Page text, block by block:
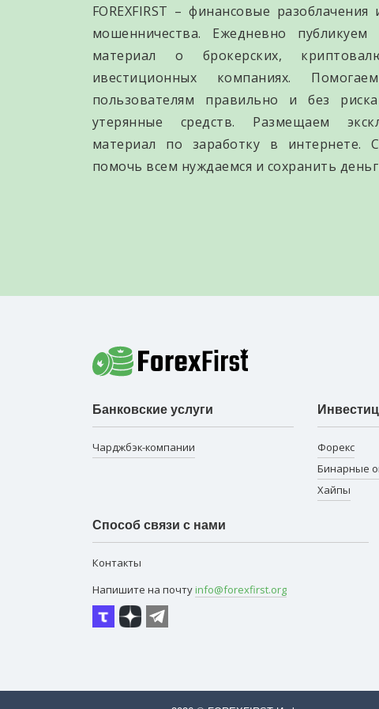
FOREXFIRST – финансовые разоблачения
мошенничества. Ежедневно публикуем
материал о брокерских,
ивестиционных компаниях.
пользователям правильно и без
утерянные средств. Размещаем
материал по заработку в интернете.
помочь всем нуждаемся и сохранить
Банковские услуги
Чарджбэк-компании
Форекс
Бинарные
Хайпы
Способ связи с нами
Контакты
Напишите на почту info@forexfirst.org